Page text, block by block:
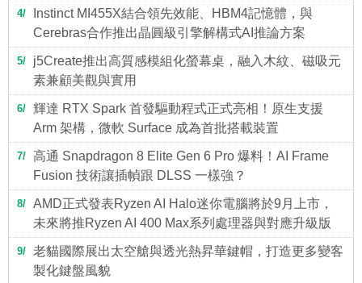
4
Instinct MI455X結合領先效能、HBM4記憶體，與
Cerebras合作推出晶圓級引擎解構式AI推論方案
5
j5Create推出高質感模組化螢幕桌，融入木紋、磁吸元
素兼顧美觀與實用
6
輝達 RTX Spark 首發驅動程式正式亮相！原生支援
Arm 架構，微軟 Surface 成為首批搭載裝置
7
高通 Snapdragon 8 Elite Gen 6 Pro 爆料！AI Frame
Fusion 技術讓插幀跟 DLSS 一樣強？
8
AMD正式發表Ryzen AI Halo迷你電腦將於9月上市，
未來將推Ryzen AI 400 Max系列處理器與對應升級版
9
老貓國際展出太空艙與透光熱昇華鍵帽，打造更多變客
製化鍵盤風貌